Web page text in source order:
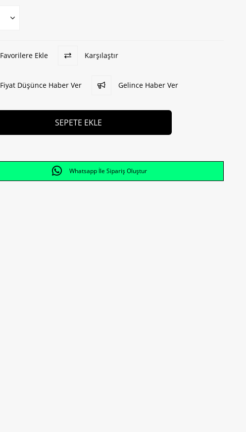
Favorilere Ekle Karşılaştır
Fiyat Düşünce Haber Ver Gelince Haber Ver
Whatsapp İle Sipariş Oluştur